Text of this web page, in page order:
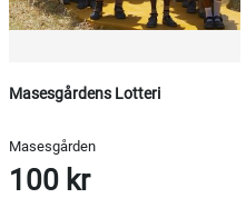
Masesgårdens Lotteri
Masesgården
100 kr